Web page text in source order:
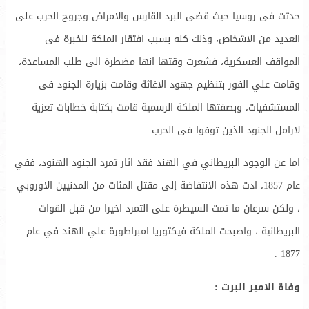
حدثت فى روسيا حيث قضى البرد القارس والامراض وجروح الحرب على
العديد من الاشخاص، وذلك كله بسبب افتقار الملكة للخبرة فى
المواقف العسكرية، فشعرت وقتها انها مضطرة الى طلب المساعدة،
وقامت علي الفور بتنظيم جهود الاغاثة وقامت بزيارة الجنود فى
المستشفيات، وبصفتها الملكة الرسمية قامت بكتابة خطابات تعزية
لارامل الجنود الذين توفوا فى الحرب .
اما عن الوجود البريطاني في الهند فقد اثار تمرد الجنود الهنود، ففي
عام 1857، ادت هذه الانتفاضة إلى مقتل المئات من المدنيين الاوروبي
، ولكن سرعان ما تمت السيطرة على التمرد اخيرا من قبل القوات
البريطانية ، واصبحت الملكة فيكتوريا امبراطورة علي الهند في عام
1877 .
وفاة الامير البرت :